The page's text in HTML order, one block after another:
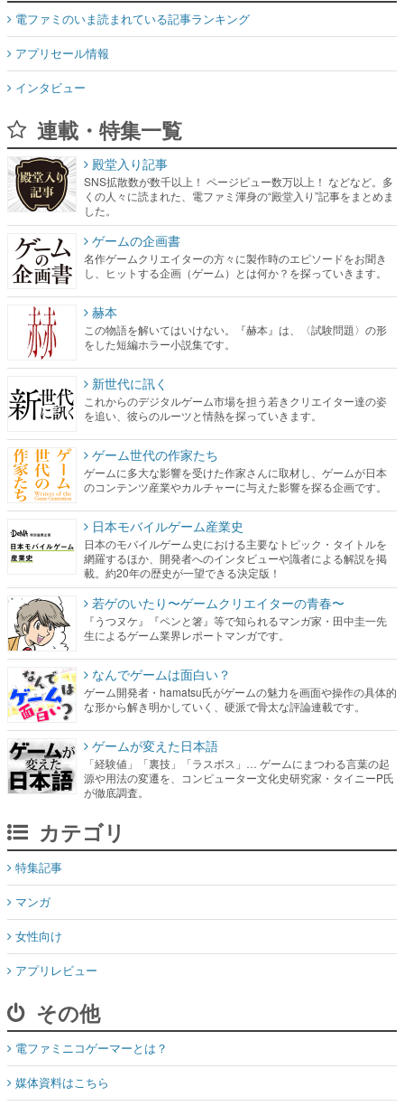
電ファミのいま読まれている記事ランキング
アプリセール情報
インタビュー
連載・特集一覧
殿堂入り記事
SNS拡散数が数千以上！ ページビュー数万以上！ などなど。多
くの人々に読まれた、電ファミ渾身の“殿堂入り”記事をまとめま
した。
ゲームの企画書
名作ゲームクリエイターの方々に製作時のエピソードをお聞き
し、ヒットする企画（ゲーム）とは何か？を探っていきます。
赫本
この物語を解いてはいけない。『赫本』は、〈試験問題〉の形
をした短編ホラー小説集です。
新世代に訊く
これからのデジタルゲーム市場を担う若きクリエイター達の姿
を追い、彼らのルーツと情熱を探っていきます。
ゲーム世代の作家たち
ゲームに多大な影響を受けた作家さんに取材し、ゲームが日本
のコンテンツ産業やカルチャーに与えた影響を探る企画です。
日本モバイルゲーム産業史
日本のモバイルゲーム史における主要なトピック・タイトルを
網羅するほか、開発者へのインタビューや識者による解説を掲
載。約20年の歴史が一望できる決定版！
若ゲのいたり〜ゲームクリエイターの青春〜
『うつヌケ』『ペンと箸』等で知られるマンガ家・田中圭一先
生によるゲーム業界レポートマンガです。
なんでゲームは面白い？
ゲーム開発者・hamatsu氏がゲームの魅力を画面や操作の具体的
な形から解き明かしていく、硬派で骨太な評論連載です。
ゲームが変えた日本語
「経験値」「裏技」「ラスボス」… ゲームにまつわる言葉の起
源や用法の変遷を、コンピューター文化史研究家・タイニーP氏
が徹底調査。
カテゴリ
特集記事
マンガ
女性向け
アプリレビュー
その他
電ファミニコゲーマーとは？
媒体資料はこちら